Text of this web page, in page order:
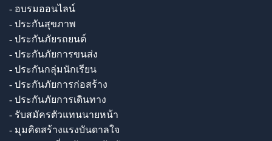
- อบรมออนไลน์
- ประกันสุขภาพ
- ประกันภัยรถยนต์
- ประกันภัยการขนส่ง
- ประกันกลุ่มนักเรียน
- ประกันภัยการก่อสร้าง
- ประกันภัยการเดินทาง
- รับสมัครตัวแทนนายหน้า
- มุมคิดสร้างแรงบันดาลใจ